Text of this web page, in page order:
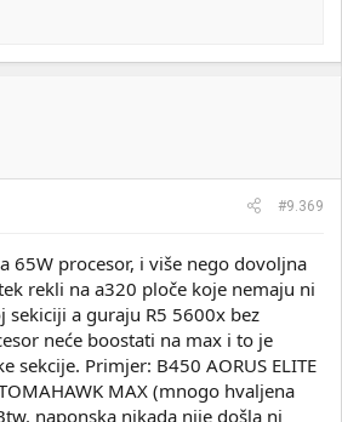
#9.369
65W procesor, i više nego dovoljna
rekli na a320 ploče koje nemaju ni
sekiciji a guraju R5 5600x bez
neće boostati na max i to je
sekcije. Primjer: B450 AORUS ELITE
MAX (mnogo hvaljena
naponska nikada nije došla ni